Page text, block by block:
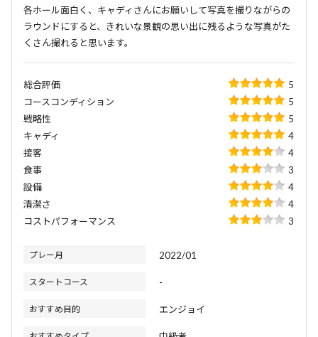
各ホール面白く、キャディさんにお願いして写真を撮りながらの
ラウンドにすると、きれいな景観の思い出に残るような写真がた
くさん撮れると思います。
総合評価
5
コースコンディション
5
戦略性
5
キャディ
4
接客
4
食事
3
設備
4
清潔さ
4
コストパフォーマンス
3
プレー月 2022/01
スタートコース -
おすすめ目的 エンジョイ